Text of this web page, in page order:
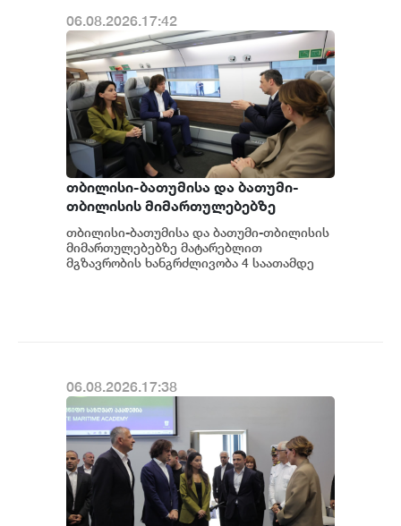
06.08.2026.17:42
თბილისი-ბათუმისა და ბათუმი-
თბილისის მიმართულებებზე
მატარებლით მგზავრობის
ხანგრძლივობა 4 საათამდე
შემცირდა - თბილისი-ბათუმი-
თბილისი-ბათუმისა და ბათუმი-თბილისის
მიმართულებებზე მატარებლით
მგზავრობის ხანგრძლივობა 4 საათამდე
06.08.2026.17:38